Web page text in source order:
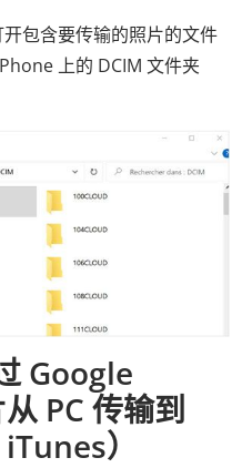
包含要传输的照片的文件
上的 DCIM 文件夹
Google
PC 传输到
）